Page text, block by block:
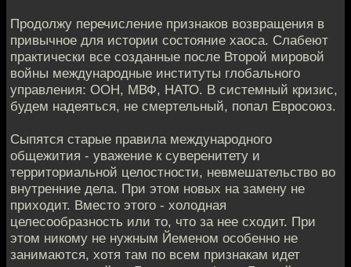
Продолжу перечисление признаков возвращения в
привычное для истории состояние хаоса. Слабеют
практически все созданные после Второй мировой
войны международные институты глобального
управления: ООН, МВФ, НАТО. В системный кризис,
будем надеяться, не смертельный, попал Евросоюз.
Сыпятся старые правила международного
общежития - уважение к суверенитету и
территориальной целостности, невмешательство во
внутренние дела. При этом новых на замену не
приходит. Вместо этого - холодная
целесообразность или то, что за нее сходит. При
этом никому не нужным Йеменом особенно не
занимаются, хотя там по всем признакам идет